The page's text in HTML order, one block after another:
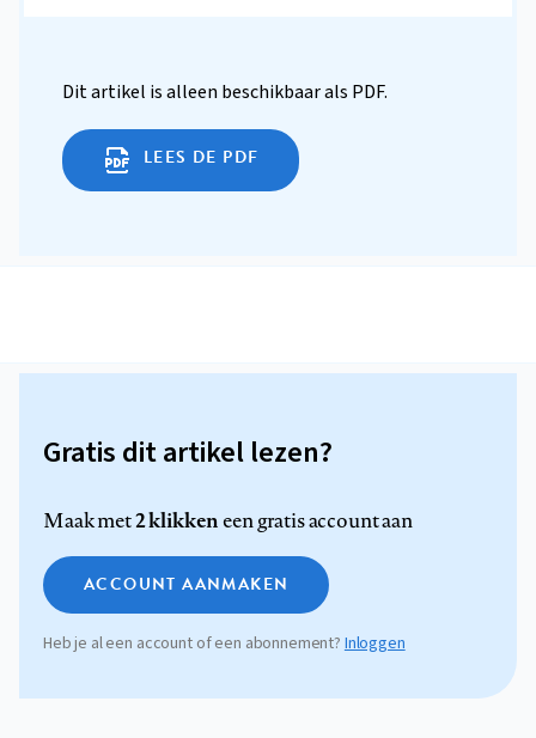
Dit artikel is alleen beschikbaar als PDF.
LEES DE PDF
Gratis dit artikel lezen?
Maak met2 klikkeneen gratis account aan
ACCOUNT AANMAKEN
Heb je al een account of een abonnement? Inloggen